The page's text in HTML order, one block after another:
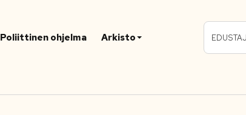
Poliittinen ohjelma Arkisto